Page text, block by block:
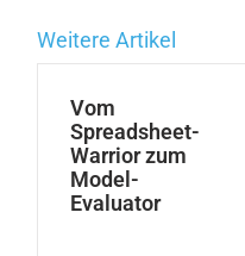
Weitere Artikel
Vom
Spreadsheet-
Warrior zum
Model-
Evaluator